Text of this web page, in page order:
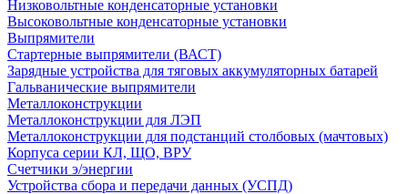
Низковольтные конденсаторные установки
Высоковольтные конденсаторные установки
Выпрямители
Стартерные выпрямители (ВАСТ)
Зарядные устройства для тяговых аккумуляторных батарей
Гальванические выпрямители
Металлоконструкции
Металлоконструкции для ЛЭП
Металлоконструкции для подстанций столбовых (мачтовых)
Корпуса серии КЛ, ЩО, ВРУ
Счетчики э/энергии
Устройства сбора и передачи данных (УСПД)